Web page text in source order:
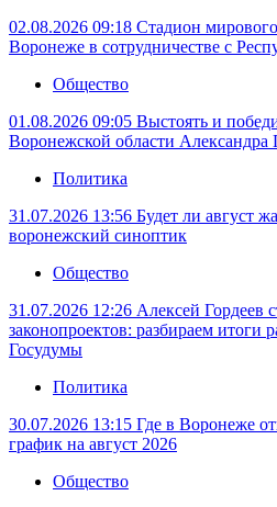
02.08.2026 09:18 Стадион
Воронеже в сотрудничестве с
Общество
01.08.2026 09:05 Выстоять и
Воронежской области Александра
Политика
31.07.2026 13:56 Будет ли август
воронежский синоптик
Общество
31.07.2026 12:26 Алексей Гордеев
законопроектов: разбираем итоги
Госудумы
Политика
30.07.2026 13:15 Где в Воронеже
график на август 2026
Общество